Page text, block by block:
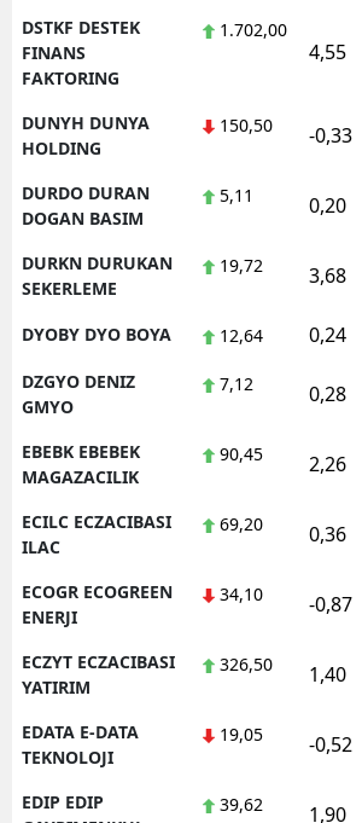
DSTKF DESTEK
FINANS
FAKTORING
1.702,00
4,55
DUNYH DUNYA
HOLDING
150,50 -0,33
DURDO DURAN
DOGAN BASIM
5,11 0,20
DURKN DURUKAN
SEKERLEME
19,72 3,68
DYOBY DYO BOYA 12,64 0,24
DZGYO DENIZ
GMYO
7,12 0,28
EBEBK EBEBEK
MAGAZACILIK
90,45 2,26
ECILC ECZACIBASI
ILAC
69,20 0,36
ECOGR ECOGREEN
ENERJI
34,10 -0,87
ECZYT ECZACIBASI
YATIRIM
326,50 1,40
EDATA E-DATA
TEKNOLOJI
19,05 -0,52
EDIP EDIP
39,62 1,90